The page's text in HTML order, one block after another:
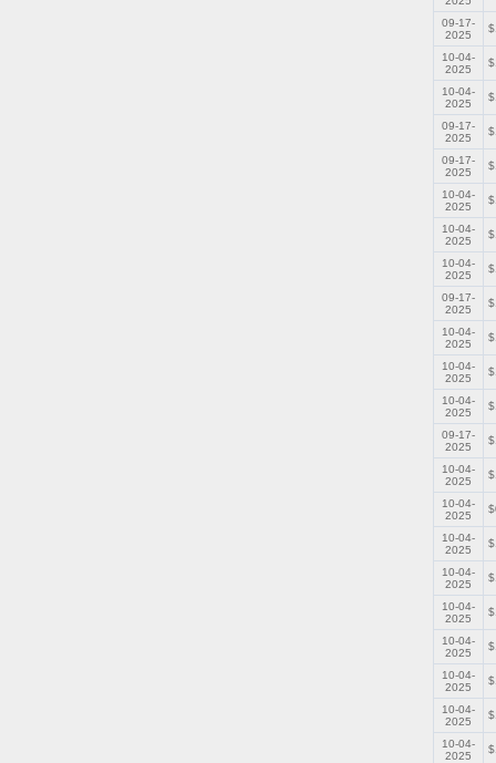
09-17-
2025
10-04-
2025
10-04-
2025
09-17-
2025
09-17-
2025
10-04-
2025
10-04-
2025
10-04-
2025
09-17-
2025
10-04-
2025
10-04-
2025
10-04-
2025
09-17-
2025
10-04-
2025
10-04-
2025
10-04-
2025
10-04-
2025
10-04-
2025
10-04-
2025
10-04-
2025
10-04-
2025
10-04-
2025